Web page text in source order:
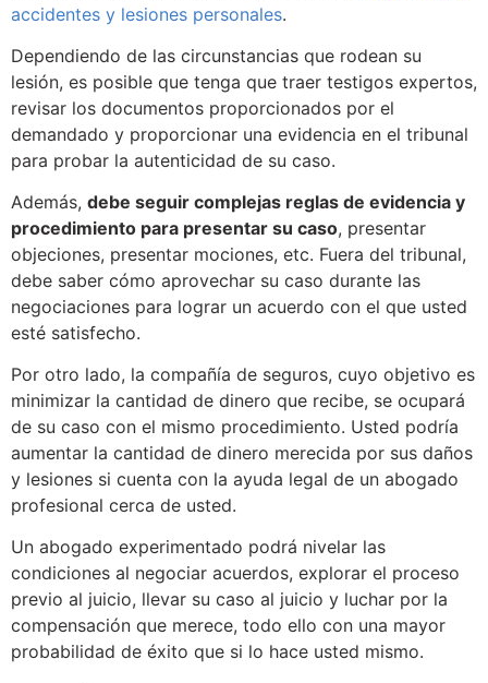
accidentes y lesiones personales.
Dependiendo de las circunstancias que rodean su
lesión, es posible que tenga que traer testigos expertos,
revisar los documentos proporcionados por el
demandado y proporcionar una evidencia en el tribunal
para probar la autenticidad de su caso.
Además, debe seguir complejas reglas de evidencia y
procedimiento para presentar su caso, presentar
objeciones, presentar mociones, etc. Fuera del tribunal,
debe saber cómo aprovechar su caso durante las
negociaciones para lograr un acuerdo con el que usted
esté satisfecho.
Por otro lado, la compañía de seguros, cuyo objetivo es
minimizar la cantidad de dinero que recibe, se ocupará
de su caso con el mismo procedimiento. Usted podría
aumentar la cantidad de dinero merecida por sus daños
y lesiones si cuenta con la ayuda legal de un abogado
profesional cerca de usted.
Un abogado experimentado podrá nivelar las
condiciones al negociar acuerdos, explorar el proceso
previo al juicio, llevar su caso al juicio y luchar por la
compensación que merece, todo ello con una mayor
probabilidad de éxito que si lo hace usted mismo.